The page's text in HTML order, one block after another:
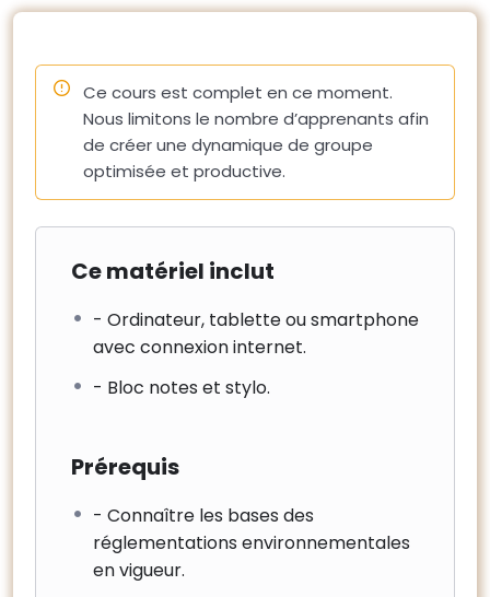
– Les conditions de travail (sécurité, cantonnement).
– La continuité de service, travaux en site occupé et
impacts des travaux sur la négociation des nouveaux
contrats.
– L’information des parties prenantes
Ce cours est complet en ce moment.
Nous limitons le nombre d’apprenants afin
de créer une dynamique de groupe
optimisée et productive.
Ce matériel inclut
- Ordinateur, tablette ou smartphone
avec connexion internet.
- Bloc notes et stylo.
Prérequis
- Connaître les bases des
réglementations environnementales
en vigueur.